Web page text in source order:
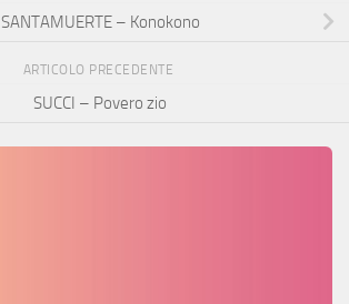
SANTAMUERTE – Konokono
ARTICOLO PRECEDENTE
SUCCI – Povero zio